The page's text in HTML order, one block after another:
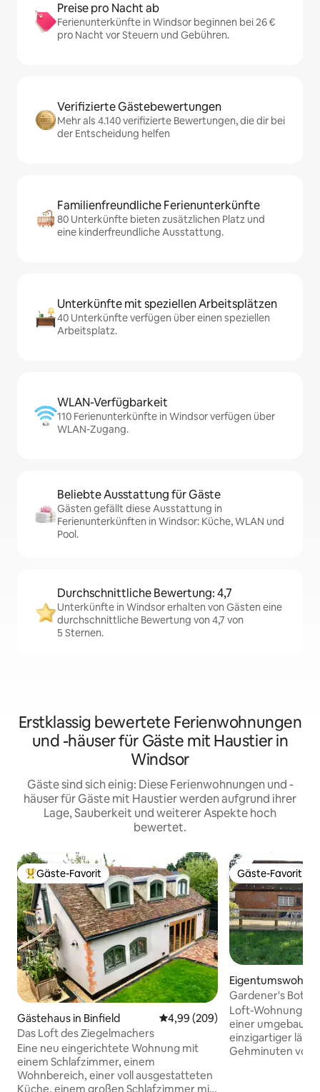
Preise pro Nacht ab
Ferienunterkünfte in Windsor beginnen bei 26 €
pro Nacht vor Steuern und Gebühren.
Verifizierte Gästebewertungen
Mehr als 4.140 verifizierte Bewertungen, die dir bei
der Entscheidung helfen
Familienfreundliche Ferienunterkünfte
80 Unterkünfte bieten zusätzlichen Platz und
eine kinderfreundliche Ausstattung.
Unterkünfte mit speziellen Arbeitsplätzen
40 Unterkünfte verfügen über einen speziellen
Arbeitsplatz.
WLAN-Verfügbarkeit
110 Ferienunterkünfte in Windsor verfügen über
WLAN-Zugang.
Beliebte Ausstattung für Gäste
Gästen gefällt diese Ausstattung in
Ferienunterkünften in Windsor: Küche, WLAN und
Pool.
Durchschnittliche Bewertung: 4,7
Unterkünfte in Windsor erhalten von Gästen eine
durchschnittliche Bewertung von 4,7 von
5 Sternen.
Erstklassig bewertete Ferienwohnungen
und -häuser für Gäste mit Haustier in
Windsor
Gäste sind sich einig: Diese Ferienwohnungen und -
häuser für Gäste mit Haustier werden aufgrund ihrer
Lage, Sauberkeit und weiterer Aspekte hoch
bewertet.
Beliebter Gäste-Favorit.
Gäste-Favorit
Gästehaus in Binfield Durchschnittliche Bewertung:
4,99 (209)
Das Loft des Ziegelmachers
Eine neu eingerichtete Wohnung mit
einem Schlafzimmer, einem
Wohnbereich, einer voll ausgestatteten
Küche, einem großen Schlafzimmer mit
Gäste-Favorit
Gäste-Favorit
inghamshire
Gardener's
Lage
Loft-Wohnung,
einer
einzigartiger
Gehminuten